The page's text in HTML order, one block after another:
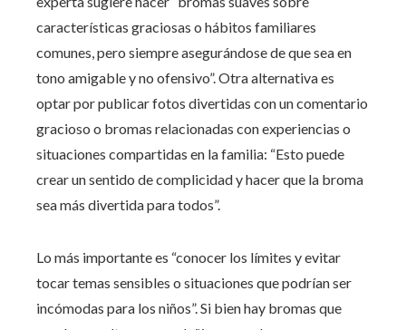
características graciosas o hábitos familiares
comunes, pero siempre asegurándose de que sea en
tono amigable y no ofensivo”. Otra alternativa es
optar por publicar fotos divertidas con un comentario
gracioso o bromas relacionadas con experiencias o
situaciones compartidas en la familia: “Esto puede
crear un sentido de complicidad y hacer que la broma
sea más divertida para todos”.
Lo más importante es “conocer los límites y evitar
tocar temas sensibles o situaciones que podrían ser
incómodas para los niños”. Si bien hay bromas que